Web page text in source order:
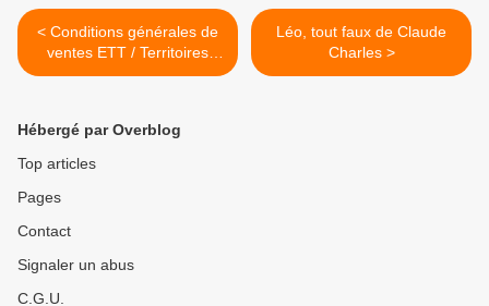
< Conditions générales de
ventes ETT / Territoires
Témoins et Protections des
Léo, tout faux de Claude
Charles >
Hébergé par Overblog
Top articles
Pages
Contact
Signaler un abus
C.G.U.